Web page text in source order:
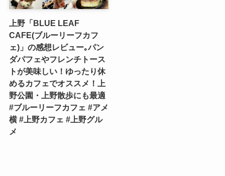
上野「BLUE LEAF
CAFE(ブルーリーフカフ
ェ)」の感想レビュー｡パン
ダパフェやフレンチトース
トが美味しい！ゆったり休
めるカフェでオススメ！上
野公園・上野散歩にも最適
#ブルーリーフカフェ #アメ
横 #上野カフェ #上野グル
メ